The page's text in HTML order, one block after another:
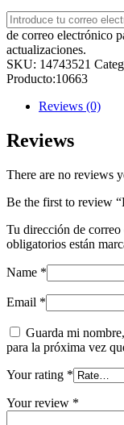
de correo electrónico
actualizaciones.
SKU: 14743521
Producto:10663
Reviews (0)
Reviews
There are no reviews
Be the first to review
Tu dirección de
obligatorios están
Name *
Email *
Guarda mi
para la próxima vez
Your rating *
Your review *